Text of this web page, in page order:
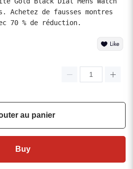
Achetez de fausses montres
70 % de réduction.
Like
au panier
Buy